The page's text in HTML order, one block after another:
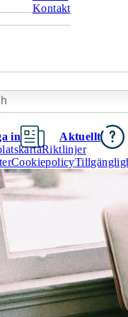
Kontakt
in Aktuellt
Riktlinjer
Cookiepolicy